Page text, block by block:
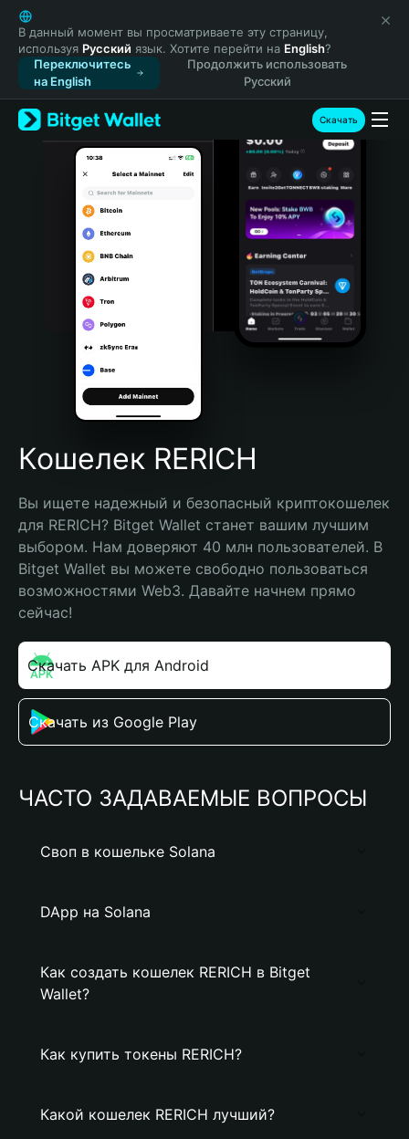
English
日本語
Tiếng Việt
Русский
Español (Latinoamérica)
Türkçe
Italiano
Português (Portugal)
Bahasa Indonesia
Português (Brasil)
Español (Argentina)
В данный момент вы просматриваете эту страницу,
используя Русский язык. Хотите перейти на English?
Переключитесь
на English
Продолжить использовать
Русский
Скачать
Кошелек RERICH
Вы ищете надежный и безопасный криптокошелек
для RERICH? Bitget Wallet станет вашим лучшим
выбором. Нам доверяют 40 млн пользователей. В
Bitget Wallet вы можете свободно пользоваться
возможностями Web3. Давайте начнем прямо
сейчас!
Скачать APK для Android
Скачать из Google Play
ЧАСТО ЗАДАВАЕМЫЕ ВОПРОСЫ
Своп в кошельке Solana
DApp на Solana
Как создать кошелек RERICH в Bitget
Wallet?
Как купить токены RERICH?
Какой кошелек RERICH лучший?